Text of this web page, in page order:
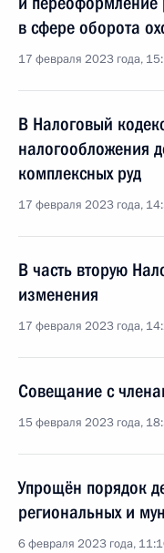
в сфере оборота
17 февраля 2023 года,
В Налоговый
налогообложения
комплексных руд
17 февраля 2023 года,
В часть вторую
изменения
17 февраля 2023 года,
Совещание с
15 февраля 2023 года,
Упрощён порядок
региональных и
6 февраля 2023 года,